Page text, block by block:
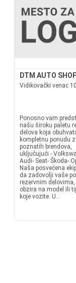
DTM AUTO
Vidikovački venac
Ponosno vam
našu široku paletu
delova koja
kompletnu ponudu
poznatih brendova,
uključujući -
Audi- Seat- Škoda-
Naša posvećena
da zadovolji vaše
rezervnim delovima,
obzira na model ili
koje vozite. U...